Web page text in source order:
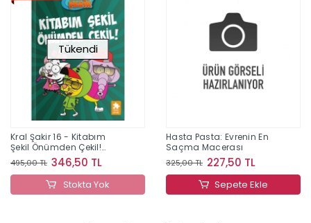
Tükendi
Kral Şakir 16 - Kitabım
Şekil Önümden Çekil!
(Ciltli)
495,00 TL 346,50 TL
Stokta Yok
Hasta Pasta: Evrenin En
Saçma Macerası
325,00 TL 227,50 TL
Sepete Ekle